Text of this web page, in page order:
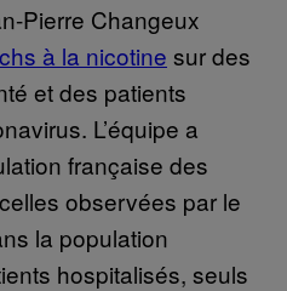
Pierre Changeux
à la nicotine sur des
et des patients
L’équipe a
française des
observées par le
la population
hospitalisés, seuls